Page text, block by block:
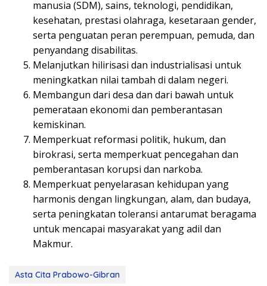
manusia (SDM), sains, teknologi, pendidikan,
kesehatan, prestasi olahraga, kesetaraan gender,
serta penguatan peran perempuan, pemuda, dan
penyandang disabilitas.
Melanjutkan hilirisasi dan industrialisasi untuk
meningkatkan nilai tambah di dalam negeri.
Membangun dari desa dan dari bawah untuk
pemerataan ekonomi dan pemberantasan
kemiskinan.
Memperkuat reformasi politik, hukum, dan
birokrasi, serta memperkuat pencegahan dan
pemberantasan korupsi dan narkoba.
Memperkuat penyelarasan kehidupan yang
harmonis dengan lingkungan, alam, dan budaya,
serta peningkatan toleransi antarumat beragama
untuk mencapai masyarakat yang adil dan
Makmur.
Asta Cita Prabowo-Gibran